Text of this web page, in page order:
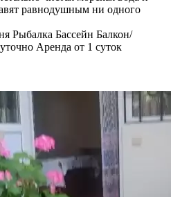
равнодушным ни одного
Рыбалка Бассейн Балкон/
Аренда от 1 суток